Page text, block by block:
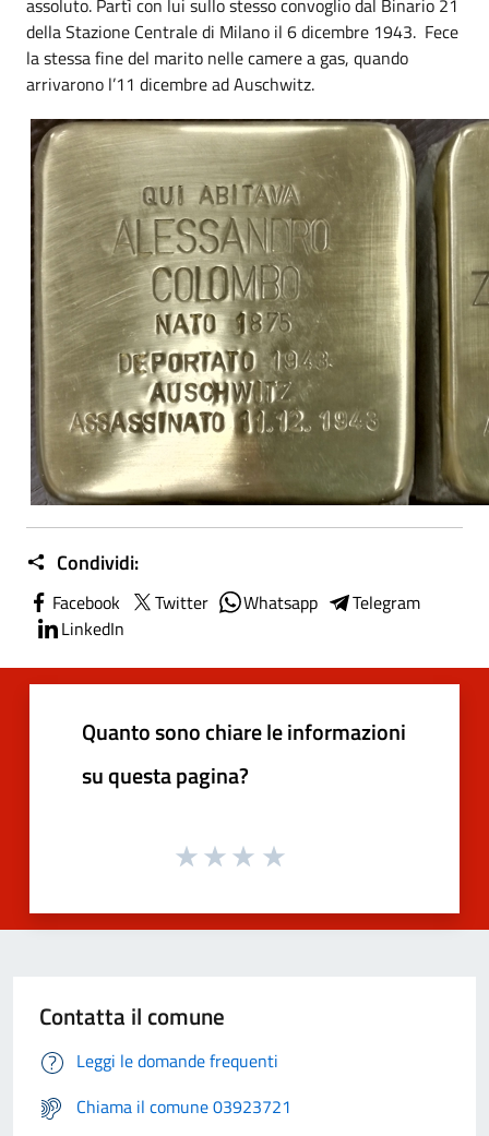
assoluto. Partì con lui sullo stesso convoglio dal Binario 21
della Stazione Centrale di Milano il 6 dicembre 1943. Fece
la stessa fine del marito nelle camere a gas, quando
arrivarono l’11 dicembre ad Auschwitz.
Condividi:
Facebook Twitter Whatsapp
Telegram
LinkedIn
Quanto sono chiare le informazioni
su questa pagina?
Contatta il comune
Leggi le domande frequenti
Chiama il comune 03923721